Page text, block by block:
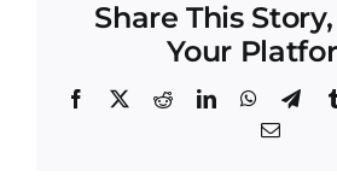
Share This
Your
Facebook
X RedditLinkedInWhatsApp
Correo